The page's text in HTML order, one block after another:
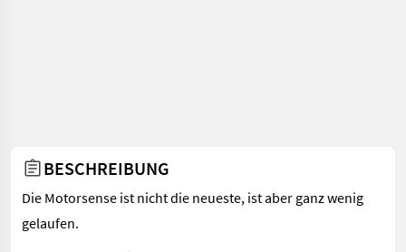
BESCHREIBUNG
Die Motorsense ist nicht die neueste, ist aber ganz wenig
gelaufen.